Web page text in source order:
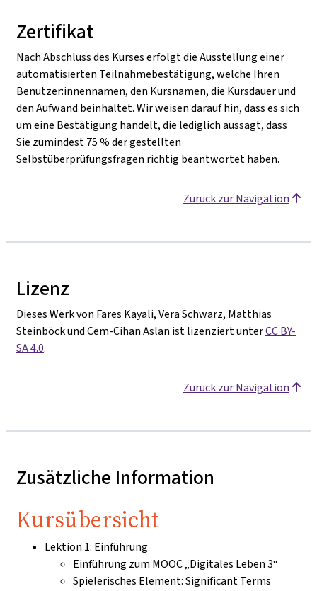
Zertifikat
Nach Abschluss des Kurses erfolgt die Ausstellung einer
automatisierten Teilnahmebestätigung, welche Ihren
Benutzer:innennamen, den Kursnamen, die Kursdauer und
den Aufwand beinhaltet. Wir weisen darauf hin, dass es sich
um eine Bestätigung handelt, die lediglich aussagt, dass
Sie zumindest 75 % der gestellten
Selbstüberprüfungsfragen richtig beantwortet haben.
Zurück zur Navigation
Lizenz
Dieses Werk von Fares Kayali, Vera Schwarz, Matthias
Steinböck und Cem-Cihan Aslan ist lizenziert unterCC BY-
SA 4.0.
Zurück zur Navigation
Zusätzliche Information
Kursübersicht
Lektion 1: Einführung
Einführung zum MOOC „Digitales Leben 3“
Spielerisches Element: Significant Terms